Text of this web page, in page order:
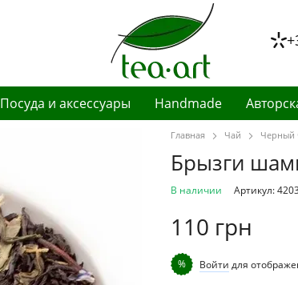
Посуда и аксессуары Handmade
Главная Чай Черный
Брызги
В наличии Артикул:
110 грн
% Войти для